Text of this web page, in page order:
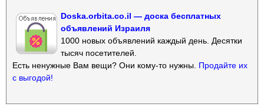
Doska.orbita.co.il — доска бесплатных
объявлений Израиля
1000 новых объявлений каждый день. Десятки
тысяч посетителей.
Есть ненужные Вам вещи? Они кому-то нужны. Продайте их
с выгодой!